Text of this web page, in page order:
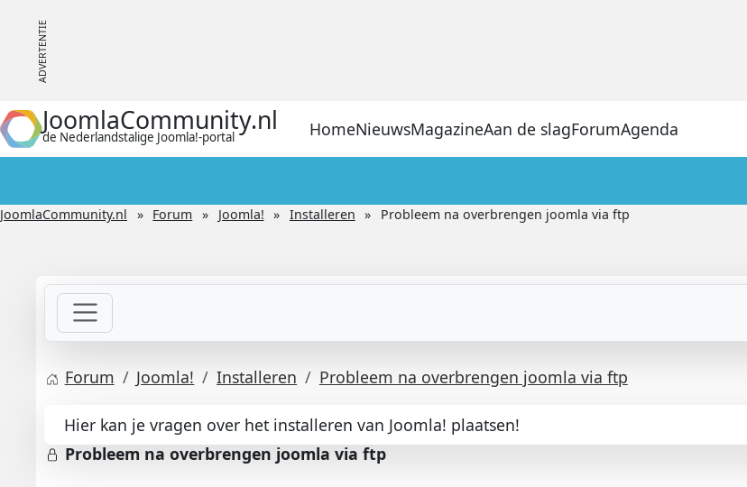
JoomlaCommunity.nl
de Nederlandstalige Joomla!-portal HomeNieuwsMagazineAan de slagForumAgenda
JoomlaCommunity.nl Forum Joomla! Installeren Probleem na overbrengen joomla via ftp
Forum Joomla! Installeren Probleem na overbrengen joomla via ftp
Hier kan je vragen over het installeren van Joomla! plaatsen!
Probleem na overbrengen joomla via ftp